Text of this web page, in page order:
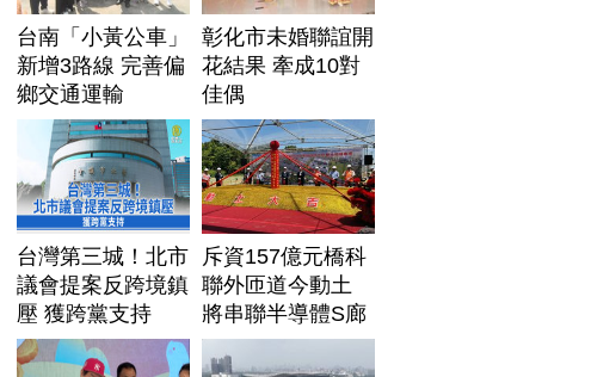
台南「小黃公車」
新增3路線 完善偏
鄉交通運輸
彰化市未婚聯誼開
花結果 牽成10對
佳偶
台灣第三城！北市
議會提案反跨境鎮
壓 獲跨黨支持
斥資157億元橋科
聯外匝道今動土
將串聯半導體S廊
帶